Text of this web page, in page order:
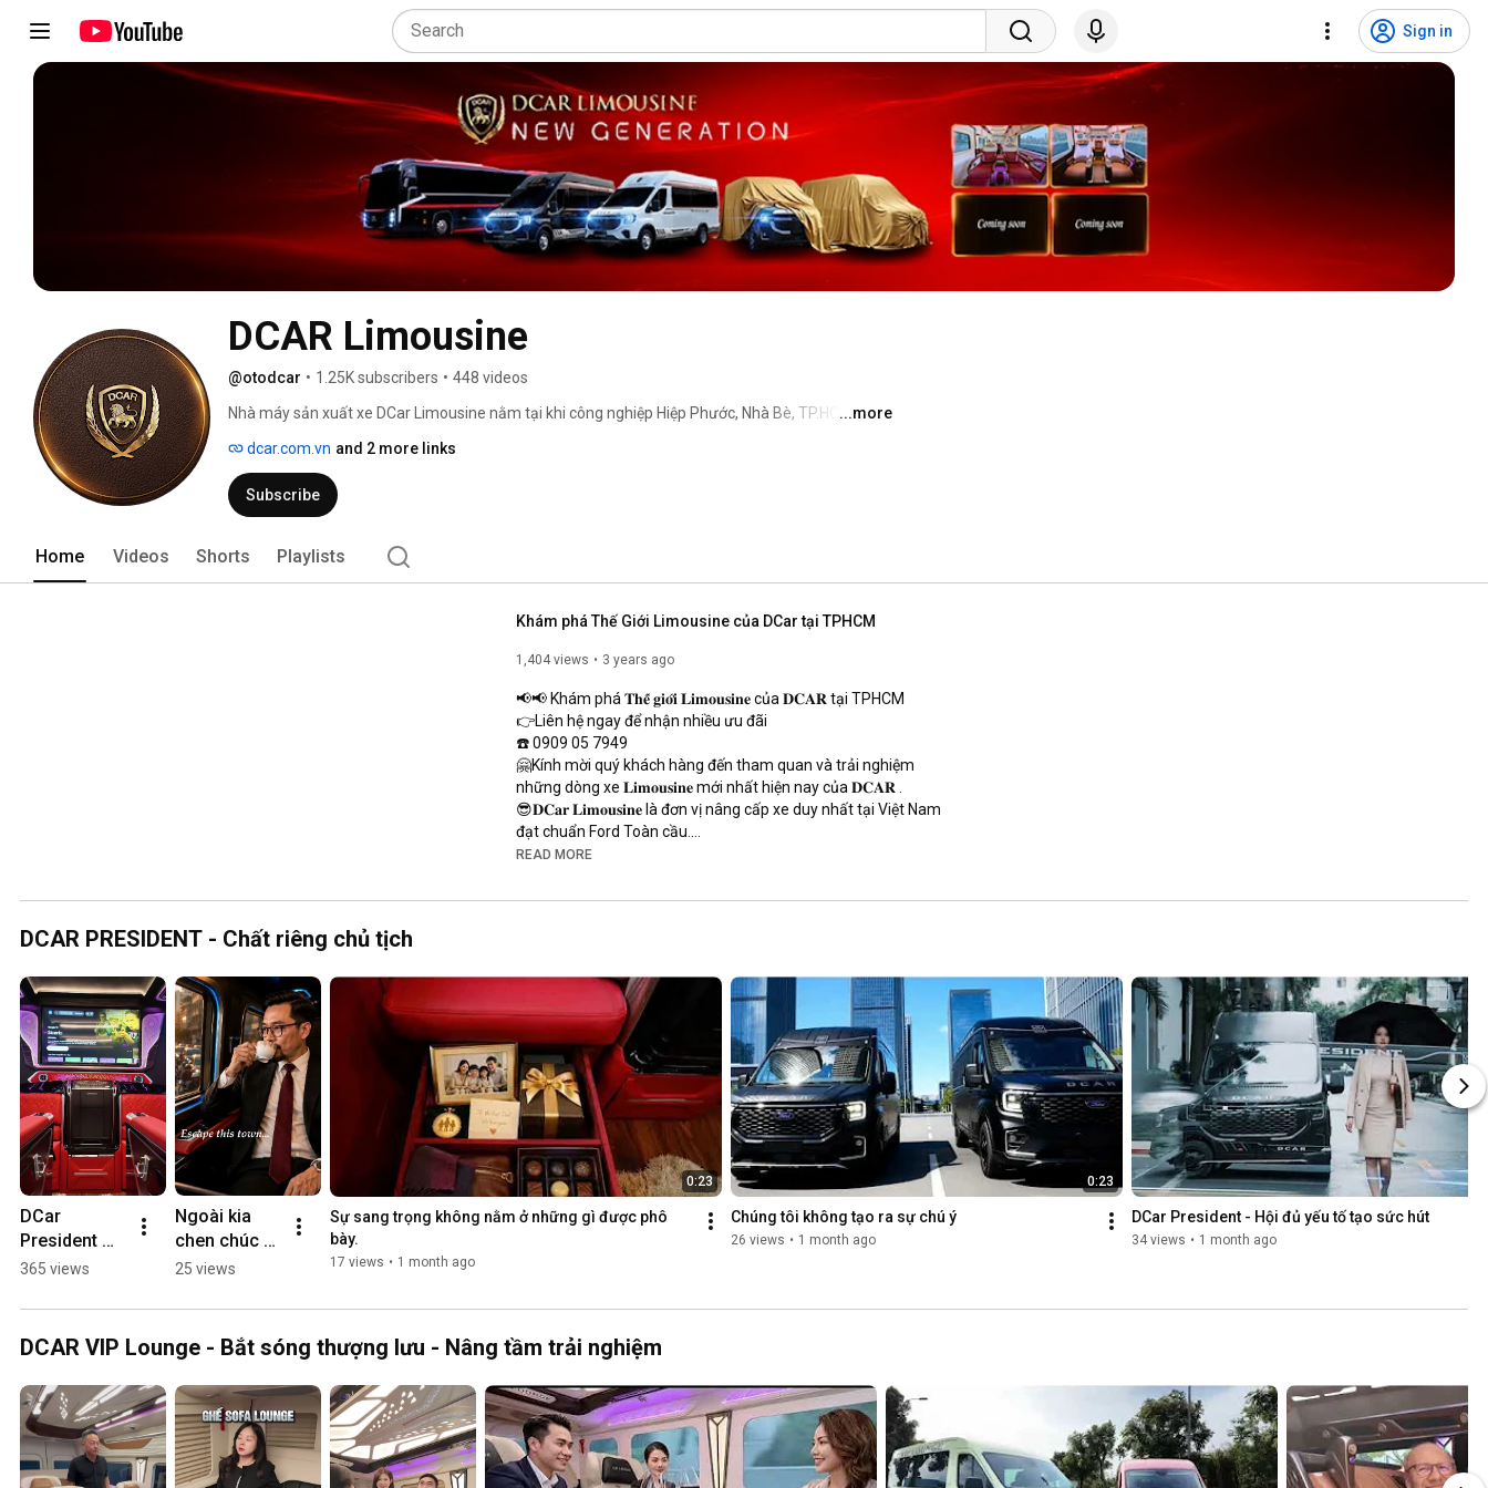
Sign in
DCAR Limousine
@otodcar • 1.25K subscribers • 448 videos
Nhà máy sản xuất xe DCar Limousine nằm tại khi công nghiệp Hiệp Phước, Nhà Bè, TP.HCM.
nghiệm.
...more
dcar.com.vn and 2 more links
Subscribe
Home Videos Shorts Playlists
Khám phá Thế Giới Limousine của DCar tại TPHCM
1,404 views 3 years ago
📢📢 Khám phá 𝐓𝐡𝐞̂́ 𝐠𝐢𝐨̛́𝐢 𝐋𝐢𝐦𝐨𝐮𝐬𝐢𝐧𝐞 của 𝐃𝐂𝐀𝐑 tại TPHCM
👉Liên hệ ngay để nhận nhiều ưu đãi
☎️ 0909 05 7949
🤗Kính mời quý khách hàng đến tham quan và trải nghiệm
những dòng xe 𝐋𝐢𝐦𝐨𝐮𝐬𝐢𝐧𝐞 mới nhất hiện nay của 𝐃𝐂𝐀𝐑 .
😎𝐃𝐂𝐚𝐫 𝐋𝐢𝐦𝐨𝐮𝐬𝐢𝐧𝐞 là đơn vị nâng cấp xe duy nhất tại Việt Nam
đạt chuẩn Ford Toàn cầu.
🏫 112 Trần Hưng Đạo, Phường Phạm Ngũ Lão, Quận 1, TP. Hồ
READ MORE
DCAR PRESIDENT - Chất riêng chủ tịch
DCar
President
đầu tiên đã
người chủ
xứng tầm
#dcarlimous
ine
365 views
Ngoài kia
chen chúc
chờ đợi giữa
mỏi mệt ...
#dcarlimous
ine
25 views
0:23
Sự sang trọng không nằm ở những gì được phô
bày.
17 views • 1 month ago
0:23
Chúng tôi không tạo ra sự chú ý
26 views • 1 month ago
DCar President - Hội đủ yếu tố tạo sức hút
34 views • 1 month ago
DCAR VIP Lounge - Bắt sóng thượng lưu - Nâng tầm trải nghiệm